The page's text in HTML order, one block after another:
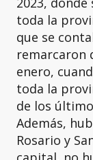
toda la
que se
remarcaron
enero,
toda la
de los
Además,
Rosario y